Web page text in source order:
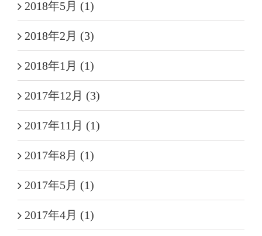
2018年5月 (1)
2018年2月 (3)
2018年1月 (1)
2017年12月 (3)
2017年11月 (1)
2017年8月 (1)
2017年5月 (1)
2017年4月 (1)